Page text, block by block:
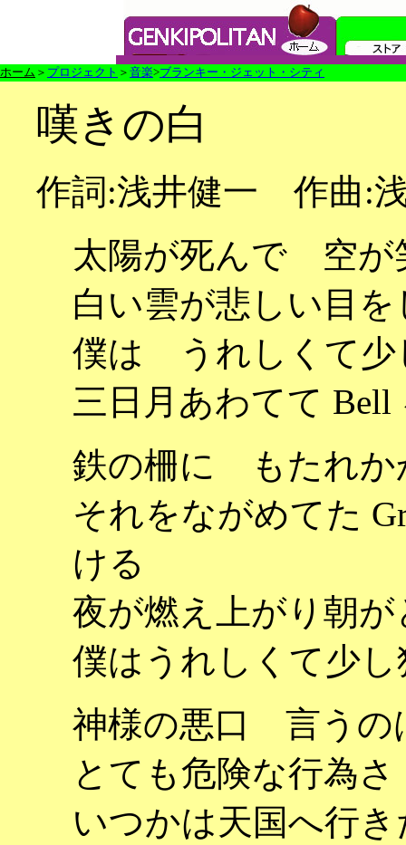
ホーム ＞ プロジェクト ＞ 音楽>ブランキー・ジェット・シティ
嘆きの白
作詞:浅井健一 作曲:
太陽が死んで 空が
白い雲が悲しい目を
僕は うれしくて少
三日月あわてて
鉄の柵に もたれか
それをながめてた
ける
夜が燃え上がり朝
僕はうれしくて少
神様の悪口 言うの
とても危険な行為
いつかは天国へ行